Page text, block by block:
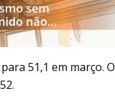
51,1 em março.